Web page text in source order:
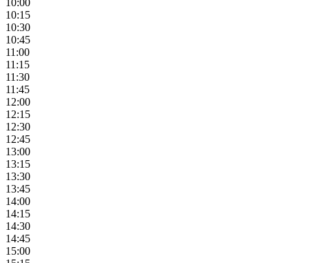
10:00
10:15
10:30
10:45
11:00
11:15
11:30
11:45
12:00
12:15
12:30
12:45
13:00
13:15
13:30
13:45
14:00
14:15
14:30
14:45
15:00